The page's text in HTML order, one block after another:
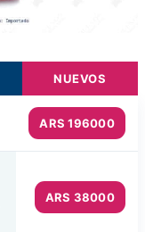
NUEVOS
ARS 196000
ARS 38000